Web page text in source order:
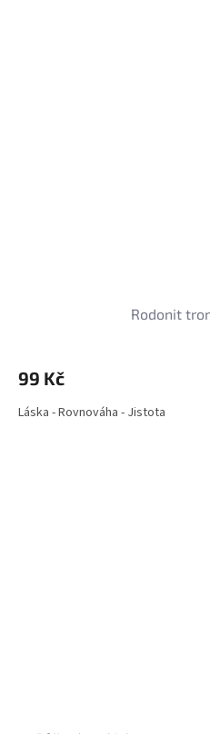
Rodonit
99 Kč
Láska - Rovnováha - Jistota